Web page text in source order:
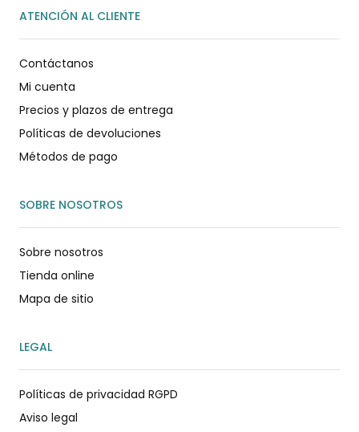
ATENCIÓN AL CLIENTE
Contáctanos
Mi cuenta
Precios y plazos de entrega
Políticas de devoluciones
Métodos de pago
SOBRE NOSOTROS
Sobre nosotros
Tienda online
Mapa de sitio
LEGAL
Políticas de privacidad RGPD
Aviso legal